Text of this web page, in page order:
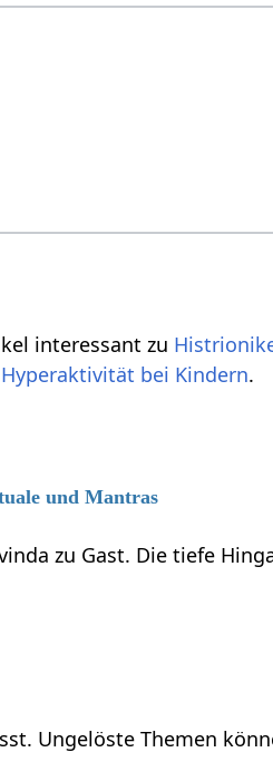
interessant zu
Hyperaktivität bei Kindern.
und Mantras
zu Gast. Die tiefe
Ungelöste Themen